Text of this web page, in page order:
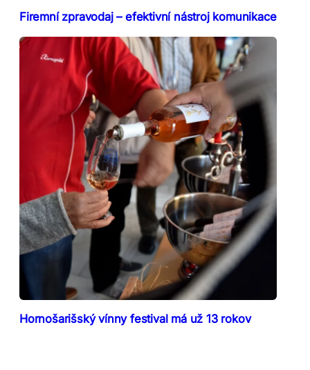
Firemní zpravodaj – efektivní nástroj komunikace
Hornošarišský vínny festival má už 13 rokov